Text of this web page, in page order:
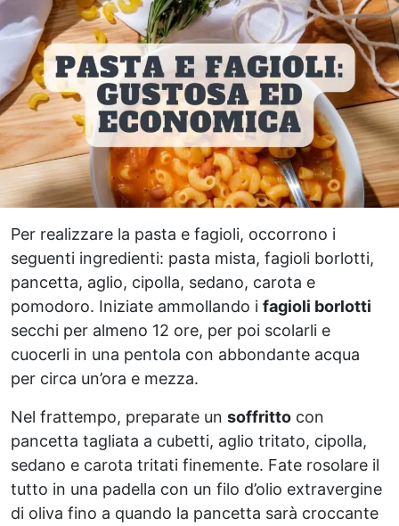
Per realizzare la pasta e fagioli, occorrono i
seguenti ingredienti: pasta mista, fagioli borlotti,
pancetta, aglio, cipolla, sedano, carota e
pomodoro. Iniziate ammollando i fagioli borlotti
secchi per almeno 12 ore, per poi scolarli e
cuocerli in una pentola con abbondante acqua
per circa un’ora e mezza.
Nel frattempo, preparate un soffritto con
pancetta tagliata a cubetti, aglio tritato, cipolla,
sedano e carota tritati finemente. Fate rosolare il
tutto in una padella con un filo d’olio extravergine
di oliva fino a quando la pancetta sarà croccante